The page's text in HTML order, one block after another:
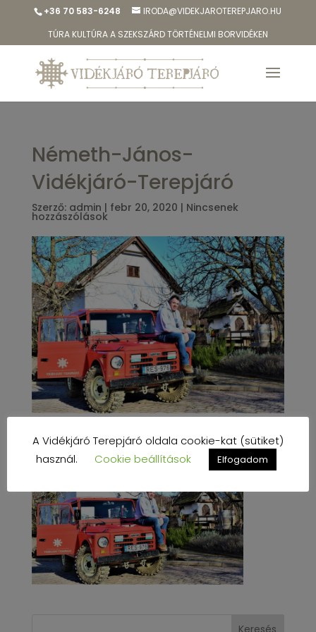
+36 70 583-6248
IRODA@VIDEKJAROTEREPJARO.HU
TÚRA KULTÚRA A SZEKSZÁRD TÖRTÉNELMI BORVIDÉKEN
Németh-János-
Vidékjáró-Terepjáró
Szerző: admin | febr 20, 2020 | Nincsenek
hozzászólások
A Vidékjáró Terepjáró oldala cookie-kat (sütiket)
használ.
Cookie beállítások Elfogadom